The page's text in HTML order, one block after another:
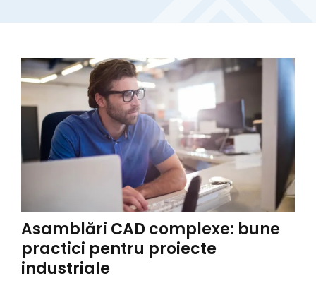
Asamblări CAD complexe: bune
practici pentru proiecte
industriale